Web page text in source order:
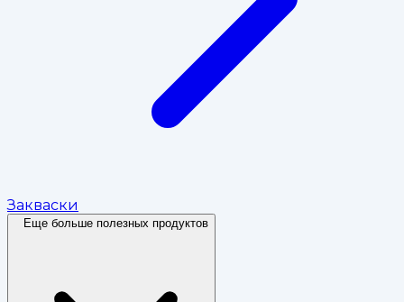
Закваски
Еще больше полезных продуктов